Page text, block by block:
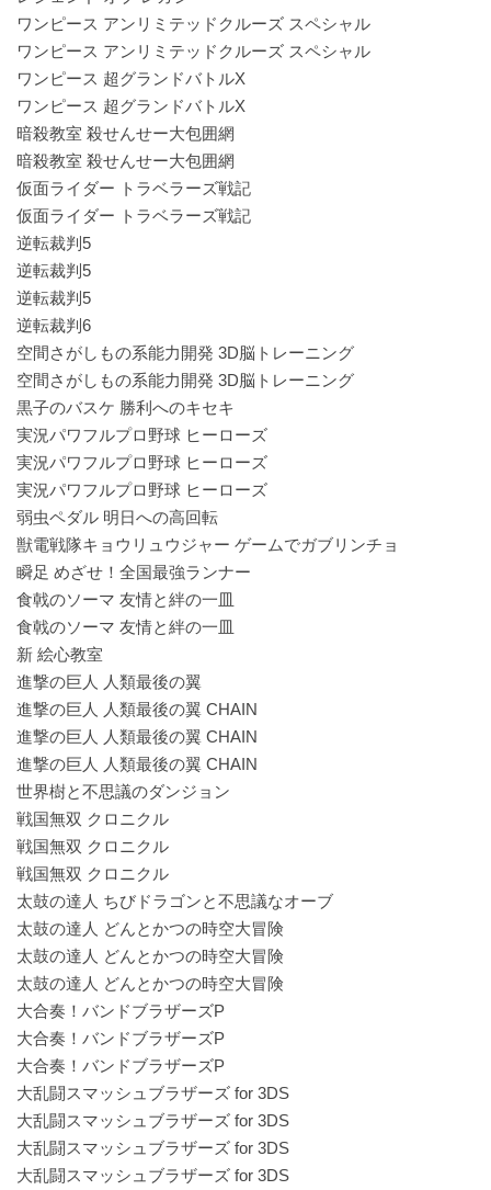
ワンピース アンリミテッドクルーズ スペシャル
ワンピース アンリミテッドクルーズ スペシャル
ワンピース 超グランドバトルX
ワンピース 超グランドバトルX
暗殺教室 殺せんせー大包囲網
暗殺教室 殺せんせー大包囲網
仮面ライダー トラベラーズ戦記
仮面ライダー トラベラーズ戦記
逆転裁判5
逆転裁判5
逆転裁判5
逆転裁判6
空間さがしもの系能力開発 3D脳トレーニング
空間さがしもの系能力開発 3D脳トレーニング
黒子のバスケ 勝利へのキセキ
実況パワフルプロ野球 ヒーローズ
実況パワフルプロ野球 ヒーローズ
実況パワフルプロ野球 ヒーローズ
弱虫ペダル 明日への高回転
獣電戦隊キョウリュウジャー ゲームでガブリンチョ
瞬足 めざせ！全国最強ランナー
食戟のソーマ 友情と絆の一皿
食戟のソーマ 友情と絆の一皿
新 絵心教室
進撃の巨人 人類最後の翼
進撃の巨人 人類最後の翼 CHAIN
進撃の巨人 人類最後の翼 CHAIN
進撃の巨人 人類最後の翼 CHAIN
世界樹と不思議のダンジョン
戦国無双 クロニクル
戦国無双 クロニクル
戦国無双 クロニクル
太鼓の達人 ちびドラゴンと不思議なオーブ
太鼓の達人 どんとかつの時空大冒険
太鼓の達人 どんとかつの時空大冒険
太鼓の達人 どんとかつの時空大冒険
大合奏！バンドブラザーズP
大合奏！バンドブラザーズP
大合奏！バンドブラザーズP
大乱闘スマッシュブラザーズ for 3DS
大乱闘スマッシュブラザーズ for 3DS
大乱闘スマッシュブラザーズ for 3DS
大乱闘スマッシュブラザーズ for 3DS